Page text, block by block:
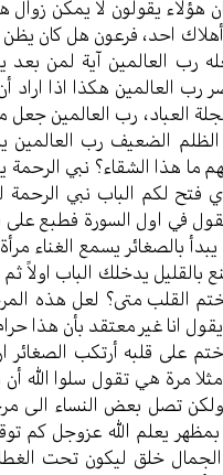
هؤلاء يقولون لا يمكن
احد، فرعون هل كان
رب العالمين آية لمن بعد
العالمين هكذا اذا اراد
العباد، رب العالمين جعل
الضعيف رب العالمين
ما هذا الشقاء؟ نبي الرحمة
فتح لكم الباب نبي
في اول السورة فطبع على
بالصغائر يسمع الغناء
بالقليل يدخلك الباب
القلب متى؟ لعل هذه
انا غير معتقد بأن هذا حرام
على قلبه أرتكب الصغائر
مرة هي تقول سلوا الله
تصل بعض النساء الى
يعلم الله عزوجل كم
خلق ليكون تحت